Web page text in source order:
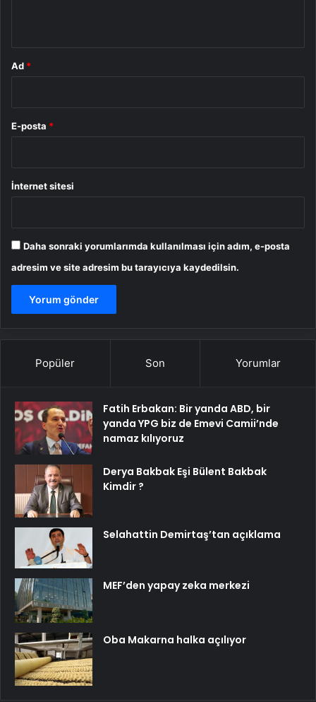
Ad *
E-posta *
İnternet sitesi
Daha sonraki yorumlarımda kullanılması için adım, e-posta
adresim ve site adresim bu tarayıcıya kaydedilsin.
Popüler Son Yorumlar
Fatih Erbakan: Bir yanda ABD, bir
yanda YPG biz de Emevi Camii’nde
namaz kılıyoruz
Derya Bakbak Eşi Bülent Bakbak
Kimdir ?
Selahattin Demirtaş’tan açıklama
MEF’den yapay zeka merkezi
Oba Makarna halka açılıyor